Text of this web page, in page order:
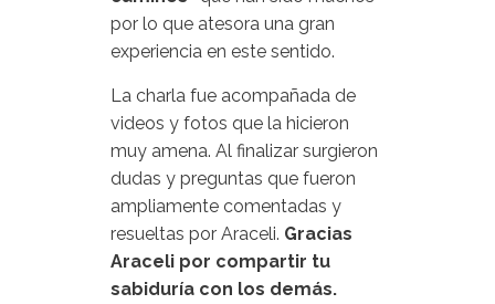
por lo que atesora una gran
experiencia en este sentido.
La charla fue acompañada de
videos y fotos que la hicieron
muy amena. Al finalizar surgieron
dudas y preguntas que fueron
ampliamente comentadas y
resueltas por Araceli. Gracias
Araceli por compartir tu
sabiduría con los demás.